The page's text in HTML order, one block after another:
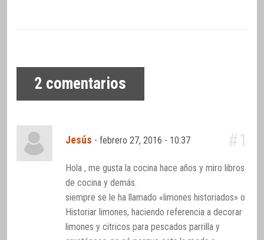
2 comentarios
Jesús -febrero 27, 2016 - 10:37 #1
Hola , me gusta la cocina hace años y miro libros
de cocina y demás.
siempre se le ha llamado «limones historiados» o
Historiar limones, haciendo referencia a decorar
limones y citricos para pescados parrilla y